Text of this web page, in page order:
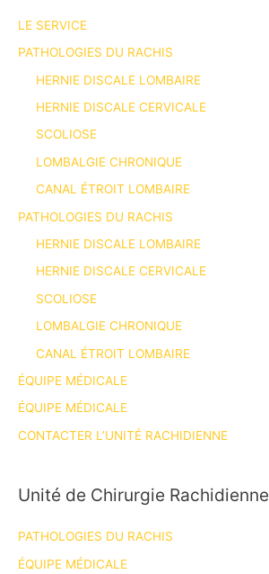
LE SERVICE
PATHOLOGIES DU RACHIS
HERNIE DISCALE LOMBAIRE
HERNIE DISCALE CERVICALE
SCOLIOSE
LOMBALGIE CHRONIQUE
CANAL ÉTROIT LOMBAIRE
PATHOLOGIES DU RACHIS
HERNIE DISCALE LOMBAIRE
HERNIE DISCALE CERVICALE
SCOLIOSE
LOMBALGIE CHRONIQUE
CANAL ÉTROIT LOMBAIRE
ÉQUIPE MÉDICALE
ÉQUIPE MÉDICALE
CONTACTER L’UNITÉ RACHIDIENNE
Unité de Chirurgie Rachidienne
PATHOLOGIES DU RACHIS
ÉQUIPE MÉDICALE